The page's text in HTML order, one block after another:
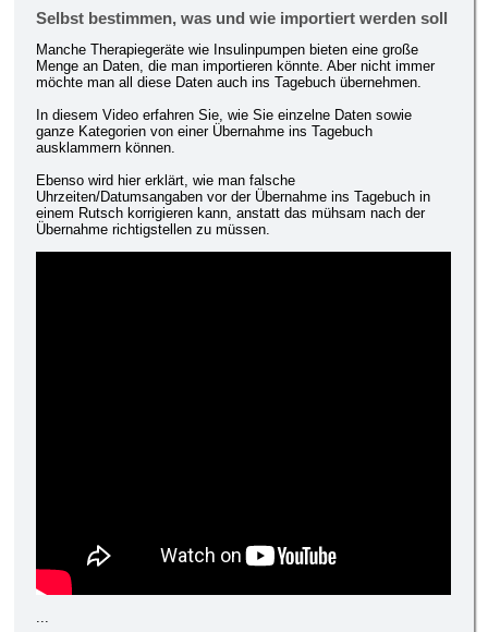
Selbst bestimmen, was und wie importiert werden soll
Manche Therapiegeräte wie Insulinpumpen bieten eine große
Menge an Daten, die man importieren könnte. Aber nicht immer
möchte man all diese Daten auch ins Tagebuch übernehmen.
In diesem Video erfahren Sie, wie Sie einzelne Daten sowie
ganze Kategorien von einer Übernahme ins Tagebuch
ausklammern können.
Ebenso wird hier erklärt, wie man falsche
Uhrzeiten/Datumsangaben vor der Übernahme ins Tagebuch in
einem Rutsch korrigieren kann, anstatt das mühsam nach der
Übernahme richtigstellen zu müssen.